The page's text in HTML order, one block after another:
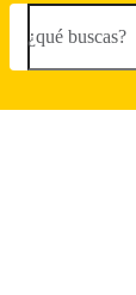
¿qué buscas?